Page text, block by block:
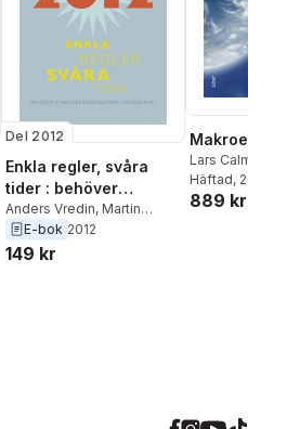
Del 2012
Enkla regler, svåra
tider : behöver
stabiliseringspolitiken
förändras?
Anders Vredin, Martin
Flodén,Anna Larsson
Morten Ravn
E-bok 2012
149 kr
Lars Calmfors
John Hassler
Häftad, 2023
889 kr